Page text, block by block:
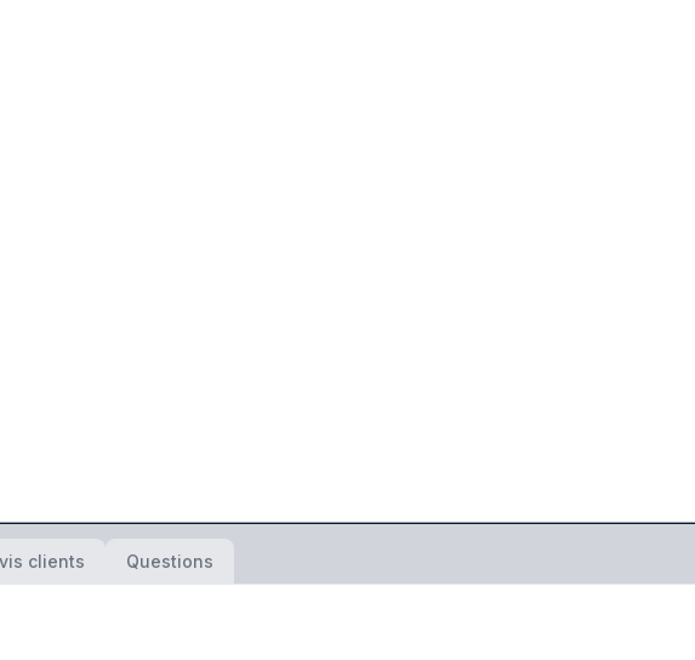
clients Questions